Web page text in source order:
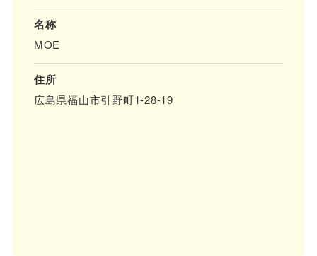
名称
MOE
住所
広島県福山市引野町1-28-19